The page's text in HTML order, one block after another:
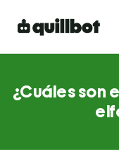
¿Cuáles son